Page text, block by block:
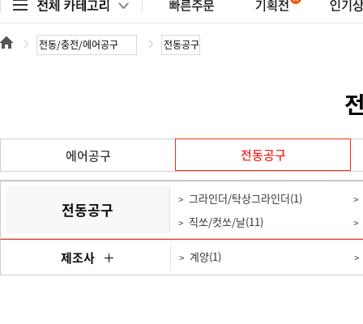
에어공구 전동공구
전동공구
그라인더/탁상그라인더(1)
직쏘/컷쏘/날(11)
제조사
계양(1)
이화(11)